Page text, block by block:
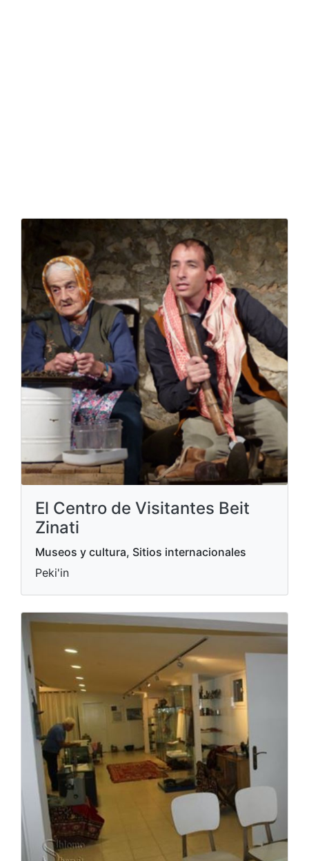
El Centro de Visitantes Beit
Zinati
Museos y cultura, Sitios internacionales
Peki'in